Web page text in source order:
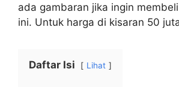
ada gambaran jika ingin
ini. Untuk harga di kisaran 50
Daftar Isi Lihat